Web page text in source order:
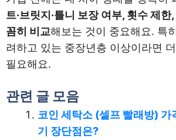
트·브릿지·틀니 보장 여부, 횟수 제
꼼히 비교해보는 것이 중요해요. 특
려하고 있는 중장년층 이상이라면
필요해요.
관련 글 모음
코인 세탁소 (셀프 빨래방) 가
기 장단점은?